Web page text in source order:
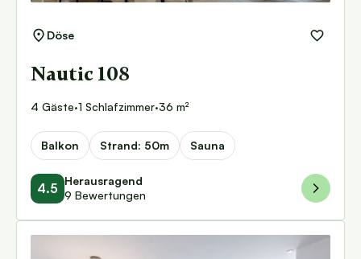
Döse
Nautic 108
4 Gäste·1 Schlafzimmer·36 m²
Balkon Strand: 50m Sauna
4.5 Herausragend
9 Bewertungen